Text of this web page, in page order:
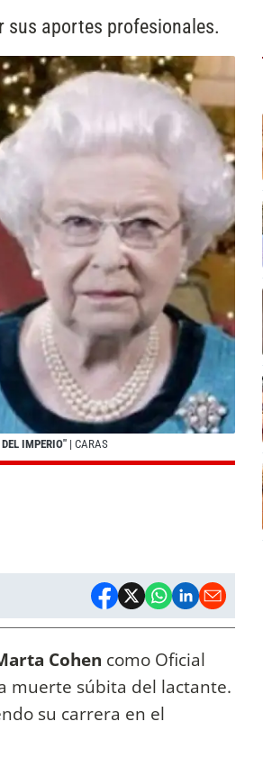
aportes profesionales.
IMPERIO" | CARAS
Cohen como Oficial
muerte súbita del lactante.
su carrera en el